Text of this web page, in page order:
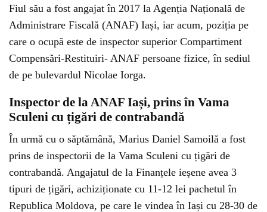
Fiul său a fost angajat în 2017 la Agenția Națională de
Administrare Fiscală (ANAF) Iași, iar acum, poziția pe
care o ocupă este de inspector superior Compartiment
Compensări-Restituiri- ANAF persoane fizice, în sediul
de pe bulevardul Nicolae Iorga.
Inspector de la ANAF Iași, prins în Vama
Sculeni cu țigări de contrabandă
În urmă cu o săptămână, Marius Daniel Samoilă a fost
prins de inspectorii de la Vama Sculeni cu țigări de
contrabandă. Angajatul de la Finanțele ieșene avea 3
tipuri de țigări, achiziționate cu 11-12 lei pachetul în
Republica Moldova, pe care le vindea în Iași cu 28-30 de